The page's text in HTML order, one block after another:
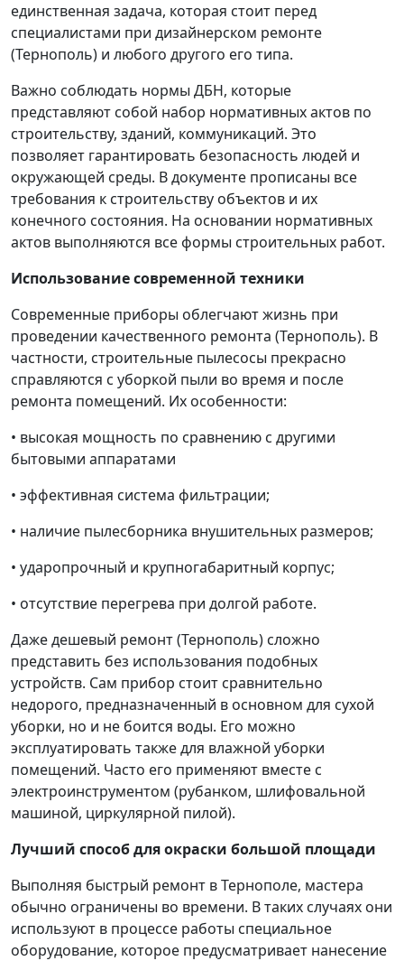
единственная задача, которая стоит перед
специалистами при дизайнерском ремонте
(Тернополь) и любого другого его типа.
Важно соблюдать нормы ДБН, которые
представляют собой набор нормативных актов по
строительству, зданий, коммуникаций. Это
позволяет гарантировать безопасность людей и
окружающей среды. В документе прописаны все
требования к строительству объектов и их
конечного состояния. На основании нормативных
актов выполняются все формы строительных работ.
Использование современной техники
Современные приборы облегчают жизнь при
проведении качественного ремонта (Тернополь). В
частности, строительные пылесосы прекрасно
справляются с уборкой пыли во время и после
ремонта помещений. Их особенности:
• высокая мощность по сравнению с другими
бытовыми аппаратами
• эффективная система фильтрации;
• наличие пылесборника внушительных размеров;
• ударопрочный и крупногабаритный корпус;
• отсутствие перегрева при долгой работе.
Даже дешевый ремонт (Тернополь) сложно
представить без использования подобных
устройств. Сам прибор стоит сравнительно
недорого, предназначенный в основном для сухой
уборки, но и не боится воды. Его можно
эксплуатировать также для влажной уборки
помещений. Часто его применяют вместе с
электроинструментом (рубанком, шлифовальной
машиной, циркулярной пилой).
Лучший способ для окраски большой площади
Выполняя быстрый ремонт в Тернополе, мастера
обычно ограничены во времени. В таких случаях они
используют в процессе работы специальное
оборудование, которое предусматривает нанесение